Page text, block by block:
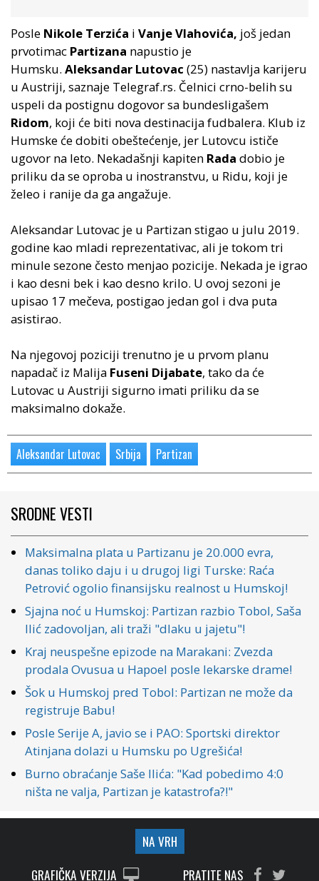
Posle Nikole Terzića i Vanje Vlahovića, još jedan
prvotimac Partizana napustio je
Humsku. Aleksandar Lutovac(25) nastavlja karijeru
u Austriji, saznaje Telegraf.rs. Čelnici crno-belih su
uspeli da postignu dogovor sa bundesligašem
Ridom, koji će biti nova destinacija fudbalera. Klub iz
Humske će dobiti obeštećenje, jer Lutovcu ističe
ugovor na leto. Nekadašnji kapiten Rada dobio je
priliku da se oproba u inostranstvu, u Ridu, koji je
želeo i ranije da ga angažuje.
Aleksandar Lutovac je u Partizan stigao u julu 2019.
godine kao mladi reprezentativac, ali je tokom tri
minule sezone često menjao pozicije. Nekada je igrao
i kao desni bek i kao desno krilo. U ovoj sezoni je
upisao 17 mečeva, postigao jedan gol i dva puta
asistirao.
Na njegovoj poziciji trenutno je u prvom planu
napadač iz Malija Fuseni Dijabate, tako da će
Lutovac u Austriji sigurno imati priliku da se
maksimalno dokaže.
Aleksandar Lutovac Srbija Partizan
SRODNE VESTI
Maksimalna plata u Partizanu je 20.000 evra,
danas toliko daju i u drugoj ligi Turske: Raća
Petrović ogolio finansijsku realnost u Humskoj!
Sjajna noć u Humskoj: Partizan razbio Tobol, Saša
Ilić zadovoljan, ali traži "dlaku u jajetu"!
Kraj neuspešne epizode na Marakani: Zvezda
prodala Ovusua u Hapoel posle lekarske drame!
Šok u Humskoj pred Tobol: Partizan ne može da
registruje Babu!
Posle Serije A, javio se i PAO: Sportski direktor
Atinjana dolazi u Humsku po Ugrešića!
Burno obraćanje Saše Ilića: "Kad pobedimo 4:0
ništa ne valja, Partizan je katastrofa?!"
NA VRH
GRAFIČKA VERZIJA
PRATITE NAS